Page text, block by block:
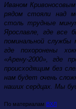
Иваном
рядом стояли над
столь трудные
Ярославле, где все
поминальной службы
где похоронены
«Арену-2000», где
происходящим без
нам будет очень
наших сердцах. Мы
По материалам ВХЛ